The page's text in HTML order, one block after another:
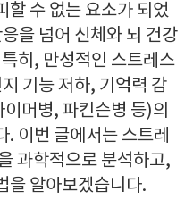
할 수 없는 요소가 되었
을 넘어 신체와 뇌 건강
히, 만성적인 스트레스
기능 저하, 기억력 감
머병, 파킨슨병 등)의
이번 글에서는 스트레
과학적으로 분석하고,
을 알아보겠습니다.